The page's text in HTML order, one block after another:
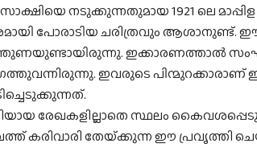
നടുക്കുന്നതുമായ 1921 ലെ
പോരാടിയ ചരിത്രവും ആശാനുണ്ട്.
ഇക്കാരണത്താല്‍
ഇവരുടെ
രേഖകളില്ലാതെ സ്ഥലം
കരിവാരി തേയ്‌ക്കുന്ന ഈ പ്രവൃത്തി